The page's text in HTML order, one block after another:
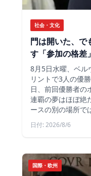
社会・文化
門は開いた、
す「参加の格差」
8月5日水曜、ベル
リントで3人の優
日、前回優勝者の
連覇の夢はほぼ絶
ースの別の場所で
日付: 2026/8/6
国際・欧州